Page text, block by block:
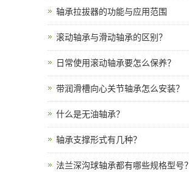
轴承拉拔器的功能与应用范围
滚动轴承与滑动轴承的区别？
日常使用滚动轴承要怎么保养？
带润滑槽向心关节轴承怎么安装？
什么是无油轴承？
轴承支撑形式有几种？
法兰深沟球轴承都有哪些规格型号？